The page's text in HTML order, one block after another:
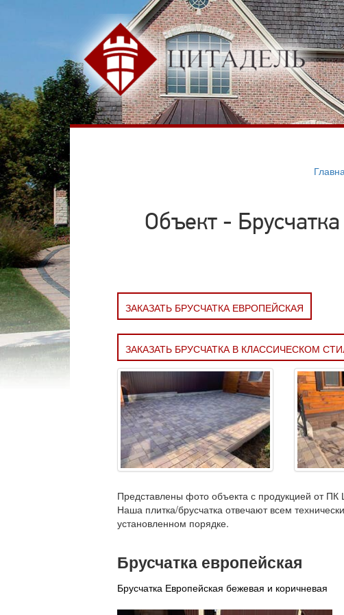
Объект -
ЗАКАЗАТЬ БРУСЧАТКА ЕВРОПЕЙСКАЯ
ЗАКАЗАТЬ БРУСЧАТКА В КЛАССИЧЕСКОМ
Представлены фото объекта с продукцией от
Наша плитка/брусчатка отвечают всем
установленном порядке.
Брусчатка европейская
Брусчатка Европейская бежевая и коричневая